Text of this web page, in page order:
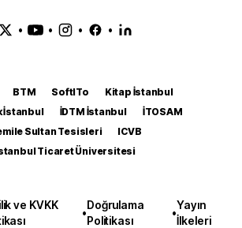
• • • •
BTM SoftITo
Kitap İstanbul
İstanbul
İDTM İstanbul
İTOSAM
Sultan Tesisleri
ICVB
Ticaret Üniversitesi
ve KVKK
•
Doğrulama
Politikası
•
Yayın
İlkeleri